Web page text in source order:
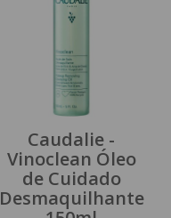
Caudalie -
Vinoclean Óleo
de Cuidado
Desmaquilhante